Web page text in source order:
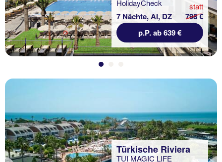
7 Nächte, AI, DZ
statt
798 €
p.P. ab 639 €
Türkische Riviera
TUI MAGIC LIFE